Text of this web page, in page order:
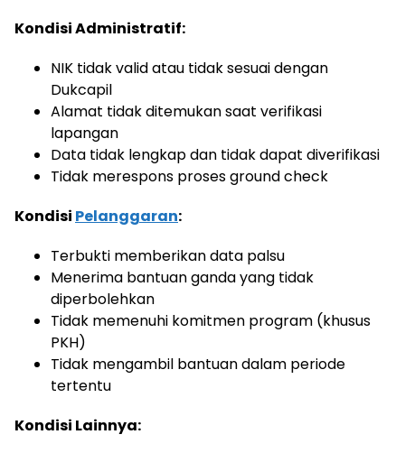
Kondisi Administratif:
NIK tidak valid atau tidak sesuai dengan
Dukcapil
Alamat tidak ditemukan saat verifikasi
lapangan
Data tidak lengkap dan tidak dapat diverifikasi
Tidak merespons proses ground check
Kondisi Pelanggaran:
Terbukti memberikan data palsu
Menerima bantuan ganda yang tidak
diperbolehkan
Tidak memenuhi komitmen program (khusus
PKH)
Tidak mengambil bantuan dalam periode
tertentu
Kondisi Lainnya: